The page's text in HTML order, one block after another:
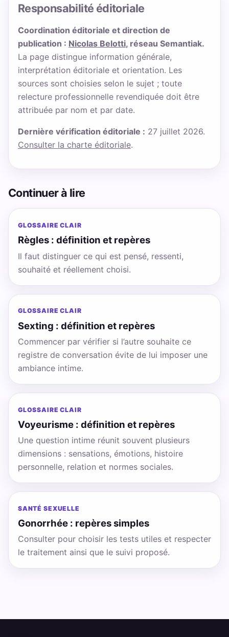
Responsabilité éditoriale
Coordination éditoriale et direction de
publication : Nicolas Belotti, réseau Semantiak.
La page distingue information générale,
interprétation éditoriale et orientation. Les
sources sont choisies selon le sujet ; toute
relecture professionnelle revendiquée doit être
attribuée par nom et par date.
Dernière vérification éditoriale : 27 juillet 2026.
Consulter la charte éditoriale.
Continuer à lire
GLOSSAIRE CLAIR
Règles : définition et repères
Il faut distinguer ce qui est pensé, ressenti,
souhaité et réellement choisi.
GLOSSAIRE CLAIR
Sexting : définition et repères
Commencer par vérifier si l’autre souhaite ce
registre de conversation évite de lui imposer une
ambiance intime.
GLOSSAIRE CLAIR
Voyeurisme : définition et repères
Une question intime réunit souvent plusieurs
dimensions : sensations, émotions, histoire
personnelle, relation et normes sociales.
SANTÉ SEXUELLE
Gonorrhée : repères simples
Consulter pour choisir les tests utiles et respecter
le traitement ainsi que le suivi proposé.